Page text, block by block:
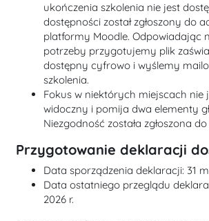
ukończenia szkolenia nie jest
dostępności został zgłoszony do
platformy Moodle. Odpowiadając
potrzeby przygotujemy plik
dostępny cyfrowo i wyślemy
szkolenia.
Fokus w niektórych miejscach nie
widoczny i pomija dwa elementy
Niezgodność została zgłoszona
Przygotowanie deklaracji
Data sporządzenia deklaracji: 31
Data ostatniego przeglądu
2026 r.